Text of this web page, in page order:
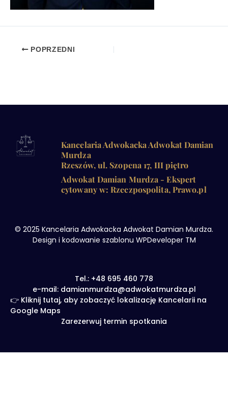
POPRZEDNI
Kancelaria Adwokacka Adwokat Damian
Murdza
Rzeszów, ul. Szopena 17, III piętro
Adwokat Damian Murdza - Ekspert
cytowany w: Rzeczpospolita, Prawo.pl
© 2025 Kancelaria Adwokacka Adwokat Damian Murdza.
Design i kodowanie szablonu WPDeveloper TM
Tel.: +48 695 460 778
e-mail: damianmurdza@adwokatmurdza.pl
👉 Kliknij tutaj, aby zobaczyć lokalizację Kancelarii na
Google Maps
Zarezerwuj termin spotkania